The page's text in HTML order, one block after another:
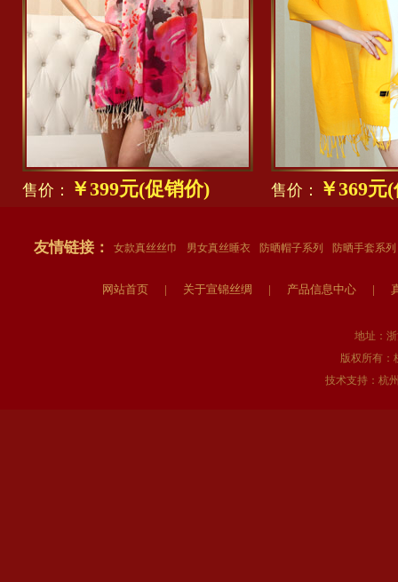
售价： ￥399元(促销价) 售价： ￥369元
友情链接： 女款真丝丝巾 男女真丝睡衣 防晒帽子系列 防晒手套系列
网站首页 | 关于宣锦丝绸 | 产品信息中心 |
地址：
版权所有
技术支持： 杭